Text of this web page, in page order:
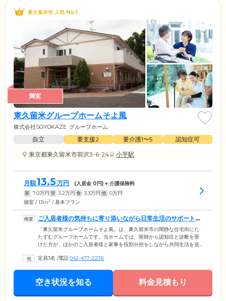
東久留米市 人気 No.1
満室
東久留米グループホームそよ風
株式会社SOYOKAZE グループホーム
自立 要支援2 要介護1〜5
認知症可
東京都東久留米市前沢3-6-24
小平駅
月額13.5 万円 (入居金 0円) + 介護保険料
家 7.0万円 管 3.2万円 食 3.3万円 他 0万円
個室 / 13m2 / 基本プラン
ご入居者様の気持ちに寄り添いながら日常生活のサポートを
行っています
「東久留米グループホームそよ風」は、東久留米市の閑静な住宅街にた
たずむグループホームです。当ホームでは、医師から認知症と診断を受
けた方が、ほかのご入居者様と家事を役割分担をしながら共同生活を送
一人おひとりの気持ちに寄り添いながら日常生活をサポート。また「滝
過ごしいただけます。当ホームは、全国に多数の介護施設を展開する
「株式会社ユニマット リタイアメント・コミュニティ」が運営。介護の
ます。
定員3名 /電話042-477-2276
空き状況を知る 料金見積もり